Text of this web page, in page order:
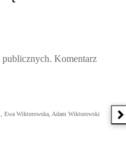
Komentarz
, Ewa Wiktorowska, Adam Wiktorowski